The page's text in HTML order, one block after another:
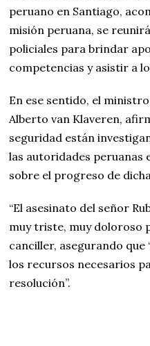
peruano en Santiago,
misión peruana, se
policiales para brindar
competencias y asistir a
En ese sentido, el
Alberto van Klaveren,
seguridad están
las autoridades peruanas
sobre el progreso de
“El asesinato del señor
muy triste, muy doloroso
canciller, asegurando
los recursos necesarios
resolución”.